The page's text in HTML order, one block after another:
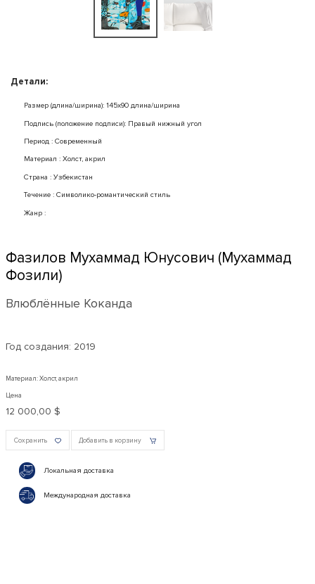
Детали:
Размер (длина/ширина): 145x90 длина/ширина
Подпись (положение подписи): Правый нижный угол
Период : Современный
Mатериал : Холст, акрил
Страна : Узбекистан
Течение : Символико-романтический стиль
Жанр :
Фазилов Мухаммад Юнусович (Мухаммад
Фозили)
Влюблённые Коканда
Год создания: 2019
Материал: Холст, акрил
Цена
12 000,00 $
Сохранить Добавить в корзину
Локальная доставка
Международная доставка